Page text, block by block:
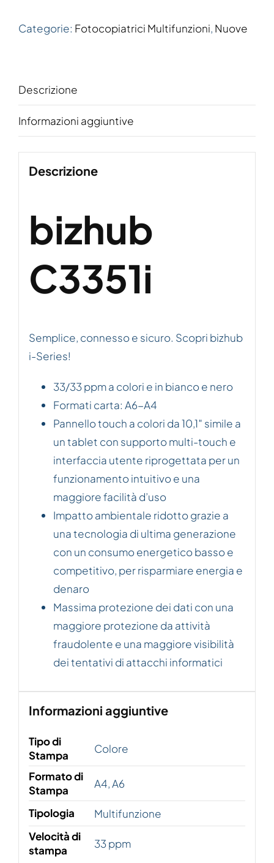
Categorie: Fotocopiatrici Multifunzioni, Nuove
Descrizione
Informazioni aggiuntive
Descrizione
bizhub
C3351i
Semplice, connesso e sicuro. Scopri bizhub
i-Series!
33/33 ppm a colori e in bianco e nero
Formati carta: A6-A4
Pannello touch a colori da 10,1″ simile a
un tablet con supporto multi-touch e
interfaccia utente riprogettata per un
funzionamento intuitivo e una
maggiore facilità d’uso
Impatto ambientale ridotto grazie a
una tecnologia di ultima generazione
con un consumo energetico basso e
competitivo, per risparmiare energia e
denaro
Massima protezione dei dati con una
maggiore protezione da attività
fraudolente e una maggiore visibilità
dei tentativi di attacchi informatici
Informazioni aggiuntive
Tipo di
Stampa
Colore
Formato di
Stampa
A4, A6
Tipologia
Multifunzione
Velocità di
stampa
33 ppm